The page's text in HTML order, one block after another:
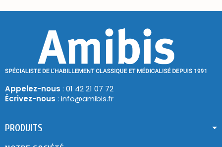
Appelez-nous : 01 42 21 07 72
Écrivez-nous : info@amibis.fr
PRODUITS